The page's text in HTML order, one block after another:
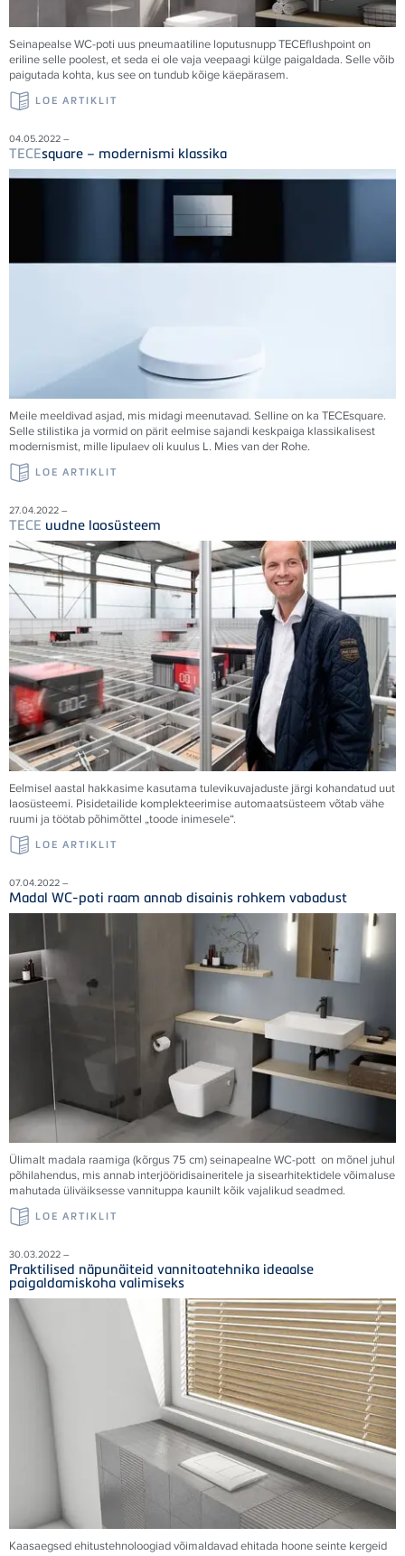
Seinapealse WC-poti uus pneumaatiline loputusnuppTECEflushpoint on
eriline selle poolest, et seda ei ole vaja veepaagi külge paigaldada. Selle võib
paigutada kohta, kus see on tundub kõige käepärasem.
LOE ARTIKLIT
04.05.2022 –
TECEsquare – modernismi klassika
Meile meeldivad asjad, mis midagi meenutavad. Selline on ka TECEsquare.
Selle stilistika ja vormid on pärit eelmise sajandi keskpaiga klassikalisest
modernismist, mille lipulaev oli kuulus L. Mies van der Rohe.
LOE ARTIKLIT
27.04.2022 –
TECE uudne laosüsteem
Eelmisel aastal hakkasime kasutama tulevikuvajaduste järgi kohandatud uut
laosüsteemi. Pisidetailide komplekteerimise automaatsüsteem võtab vähe
ruumi ja töötab põhimõttel „toode inimesele“.
LOE ARTIKLIT
07.04.2022 –
Madal WC-poti raam annab disainis rohkem vabadust
Ülimalt madala raamiga (kõrgus 75 cm) seinapealne WC-pott on mõnel juhul
põhilahendus, mis annab interjööridisaineritele ja sisearhitektidele võimaluse
mahutada üliväiksesse vannituppa kaunilt kõik vajalikud seadmed.
LOE ARTIKLIT
30.03.2022 –
Praktilised näpunäiteid vannitoatehnika ideaalse
paigaldamiskoha valimiseks
Kaasaegsed ehitustehnoloogiad võimaldavad ehitada hoone seinte kergeid